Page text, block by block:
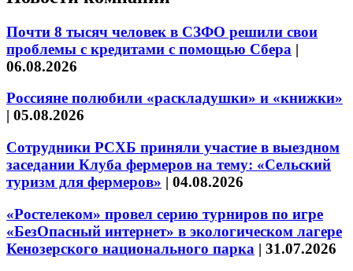
Почти 8 тысяч человек в СЗФО решили свои
проблемы с кредитами с помощью Сбера |
06.08.2026
Россияне полюбили «раскладушки» и «книжки»
| 05.08.2026
Сотрудники РСХБ приняли участие в выездном
заседании Клуба фермеров на тему: «Сельский
туризм для фермеров» | 04.08.2026
«Ростелеком» провел серию турниров по игре
«БезОпасный интернет» в экологическом лагере
Кенозерского национального парка | 31.07.2026